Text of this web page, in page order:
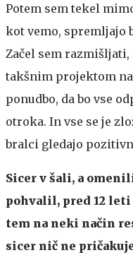
Potem sem tekel
kot vemo,
Začel sem
takšnim projektom
ponudbo, da bo vse
otroka. In vse se je
bralci gledajo
Sicer v šali, a
pohvalil, pred 12
tem na neki način
sicer nič ne